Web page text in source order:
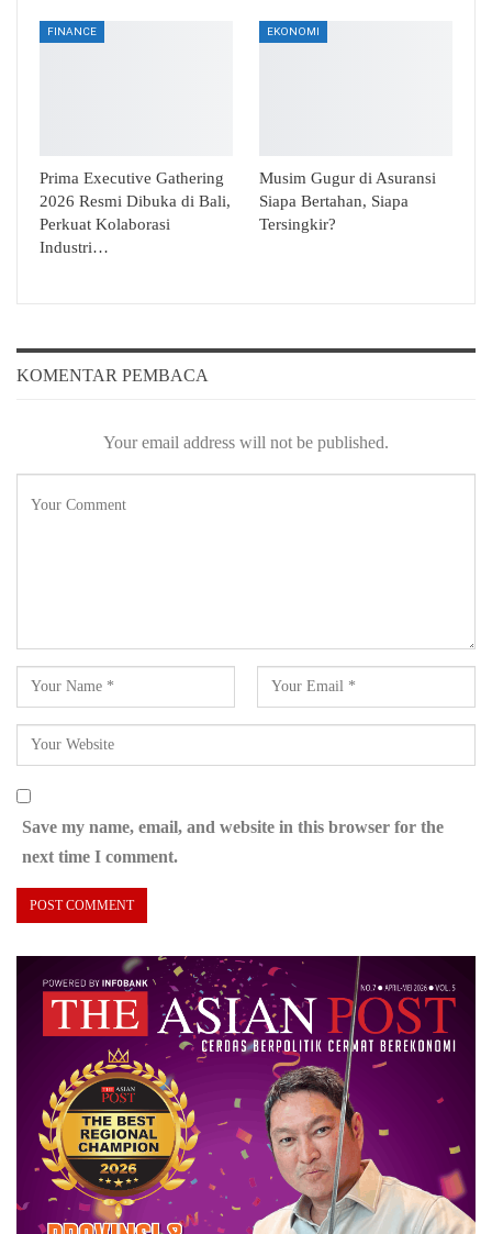
FINANCE
Prima Executive Gathering
2026 Resmi Dibuka di Bali,
Perkuat Kolaborasi
Industri…
EKONOMI
Musim Gugur di Asuransi
Siapa Bertahan, Siapa
Tersingkir?
KOMENTAR PEMBACA
Your email address will not be published.
Save my name, email, and website in this browser for the
next time I comment.